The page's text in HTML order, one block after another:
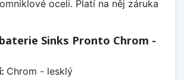
oceli. Platí na něj záruka
Sinks Pronto Chrom -
Chrom - lesklý